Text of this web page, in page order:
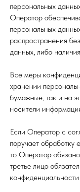
персональных
Оператор
персональных
распространения
данных, либо
Все меры
хранении
бумажные, так и на
носители
Если Оператор с
поручает обработку
то Оператор
третье лицо